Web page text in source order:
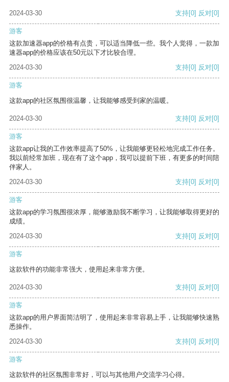
2024-03-30 支持[0] 反对[0]
游客
这款加速器app的价格有点贵，可以适当降低一些。我个人觉得，一款加
速器app的价格应该在50元以下才比较合理。
2024-03-30
支持[0] 反对[0]
游客
这款app的社区氛围很温馨，让我能够感受到家的温暖。
2024-03-30 支持[0] 反对[0]
游客
这款app让我的工作效率提高了50%，让我能够更轻松地完成工作任务。
我以前经常加班，现在有了这个app，我可以提前下班，有更多的时间陪
伴家人。
2024-03-30
支持[0] 反对[0]
游客
这款app的学习氛围很浓厚，能够激励我不断学习，让我能够取得更好的
成绩。
2024-03-30
支持[0] 反对[0]
游客
这款软件的功能非常强大，使用起来非常方便。
2024-03-30 支持[0] 反对[0]
游客
这款app的用户界面简洁明了，使用起来非常容易上手，让我能够快速熟
悉操作。
2024-03-30
支持[0] 反对[0]
游客
这款软件的社区氛围非常好，可以与其他用户交流学习心得。